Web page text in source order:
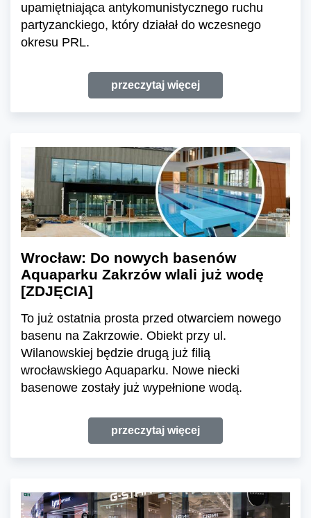
upamiętniająca antykomunistycznego ruchu
partyzanckiego, który działał do wczesnego
okresu PRL.
przeczytaj więcej
Wrocław: Do nowych basenów
Aquaparku Zakrzów wlali już wodę
[ZDJĘCIA]
To już ostatnia prosta przed otwarciem nowego
basenu na Zakrzowie. Obiekt przy ul.
Wilanowskiej będzie drugą już filią
wrocławskiego Aquaparku. Nowe niecki
basenowe zostały już wypełnione wodą.
przeczytaj więcej